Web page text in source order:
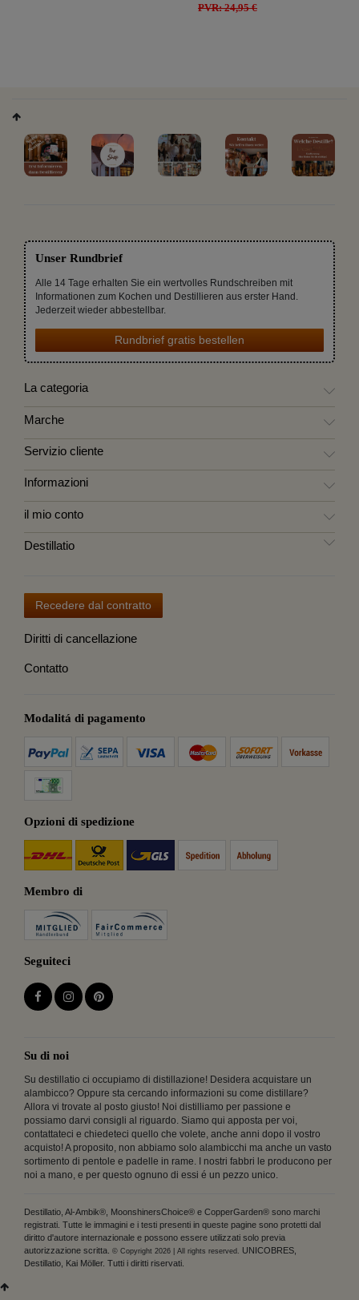
PVR: 24,95 €
Unser Rundbrief
Alle 14 Tage erhalten Sie ein wertvolles Rundschreiben mit
Informationen zum Kochen und Destillieren aus erster Hand.
Jederzeit wieder abbestellbar.
Rundbrief gratis bestellen
La categoria
Marche
Servizio cliente
Informazioni
il mio conto
Destillatio
Recedere dal contratto
Diritti di cancellazione
Contatto
Modalitá di pagamento
Opzioni di spedizione
Membro di
Seguiteci
Su di noi
Su destillatio ci occupiamo di distillazione! Desidera acquistare un
alambicco? Oppure sta cercando informazioni su come distillare?
Allora vi trovate al posto giusto! Noi distilliamo per passione e
possiamo darvi consigli al riguardo. Siamo qui apposta per voi,
contattateci e chiedeteci quello che volete, anche anni dopo il vostro
acquisto! A proposito, non abbiamo solo alambicchi ma anche un vasto
sortimento di pentole e padelle in rame. I nostri fabbri le producono per
noi a mano, e per questo ognuno di essi é un pezzo unico.
Destillatio, Al-Ambik®, MoonshinersChoice® e CopperGarden® sono marchi
registrati. Tutte le immagini e i testi presenti in queste pagine sono protetti dal
diritto d'autore internazionale e possono essere utilizzati solo previa
autorizzazione scritta. © Copyright 2026 | All rights reserved. UNICOBRES,
Destillatio, Kai Möller. Tutti i diritti riservati.